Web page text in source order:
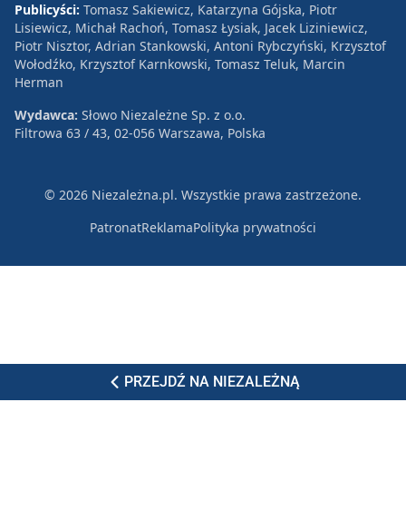
PRZEJDŹ NA NIEZALEŻNĄ
Publicyści: Tomasz Sakiewicz, Katarzyna Gójska, Piotr
Lisiewicz, Michał Rachoń, Tomasz Łysiak, Jacek Liziniewicz,
Piotr Nisztor, Adrian Stankowski, Antoni Rybczyński, Krzysztof
Wołodźko, Krzysztof Karnkowski, Tomasz Teluk, Marcin
Herman
Wydawca: Słowo Niezależne Sp. z o.o.
Filtrowa 63 / 43, 02-056 Warszawa, Polska
© 2026 Niezależna.pl. Wszystkie prawa zastrzeżone.
PatronatReklamaPolityka prywatności